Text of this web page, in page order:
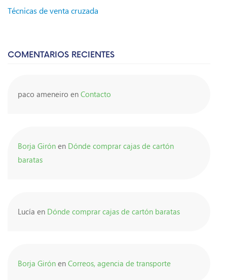
Técnicas de venta cruzada
COMENTARIOS RECIENTES
paco ameneiro en Contacto
Borja Girón en Dónde comprar cajas de cartón
baratas
Lucía en Dónde comprar cajas de cartón baratas
Borja Girón en Correos, agencia de transporte